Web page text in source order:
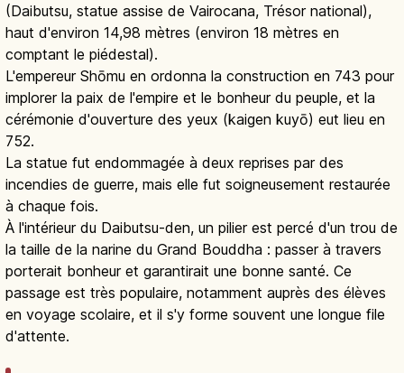
(Daibutsu, statue assise de Vairocana, Trésor national),
haut d'environ 14,98 mètres (environ 18 mètres en
comptant le piédestal).
L'empereur Shōmu en ordonna la construction en 743 pour
implorer la paix de l'empire et le bonheur du peuple, et la
cérémonie d'ouverture des yeux (kaigen kuyō) eut lieu en
752.
La statue fut endommagée à deux reprises par des
incendies de guerre, mais elle fut soigneusement restaurée
à chaque fois.
À l'intérieur du Daibutsu-den, un pilier est percé d'un trou de
la taille de la narine du Grand Bouddha : passer à travers
porterait bonheur et garantirait une bonne santé. Ce
passage est très populaire, notamment auprès des élèves
en voyage scolaire, et il s'y forme souvent une longue file
d'attente.